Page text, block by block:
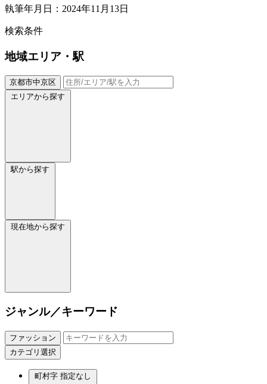
執筆年月日：2024年11月13日
検索条件
地域エリア・駅
京都市中京区
エリアから探す
駅から探す
現在地から探す
ジャンル／キーワード
ファッション
カテゴリ選択
町村字 指定なし